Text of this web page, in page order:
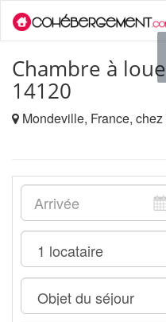
Chambre à
14120
Mondeville, France,